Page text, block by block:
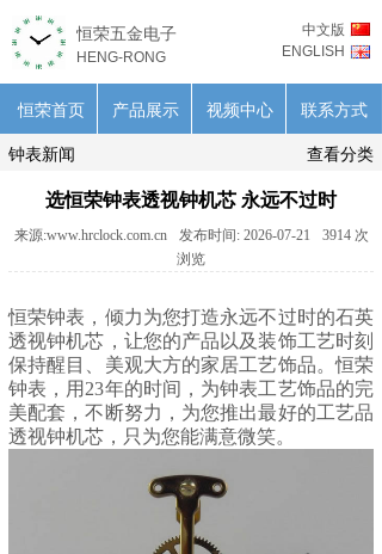
中文版
ENGLISH
恒荣五金电子
HENG-RONG
恒荣首页 产品展示 视频中心 联系方式
查看分类
钟表新闻
选恒荣钟表透视钟机芯 永远不过时
来源:www.hrclock.com.cn 发布时间: 2026-07-21 3914 次
浏览
恒荣钟表，倾力为您打造永远不过时的石英
透视钟机芯 ，让您的产品以及装饰工艺时刻
保持醒目、美观大方的家居工艺饰品。恒荣
钟表，用23年的时间，为钟表工艺饰品的完
美配套，不断努力，为您推出最好的工艺品
透视钟机芯，只为您能满意微笑。